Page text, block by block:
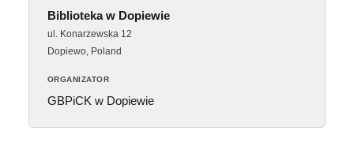
Biblioteka w Dopiewie
ul. Konarzewska 12
Dopiewo, Poland
ORGANIZATOR
GBPiCK w Dopiewie